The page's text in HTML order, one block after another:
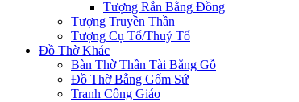
Tượng Rắn Bằng Đồng
Tượng Truyền Thần
Tượng Cụ Tổ/Thuỷ Tổ
Đồ Thờ Khác
Bàn Thờ Thần Tài Bằng Gỗ
Đồ Thờ Bằng Gốm Sứ
Tranh Công Giáo